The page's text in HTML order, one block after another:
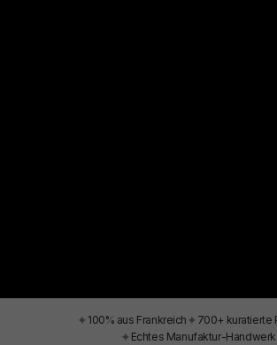
✦ 100% aus Frankreich ✦ 700+ kuratierte
✦ Echtes Manufaktur-Handwerk